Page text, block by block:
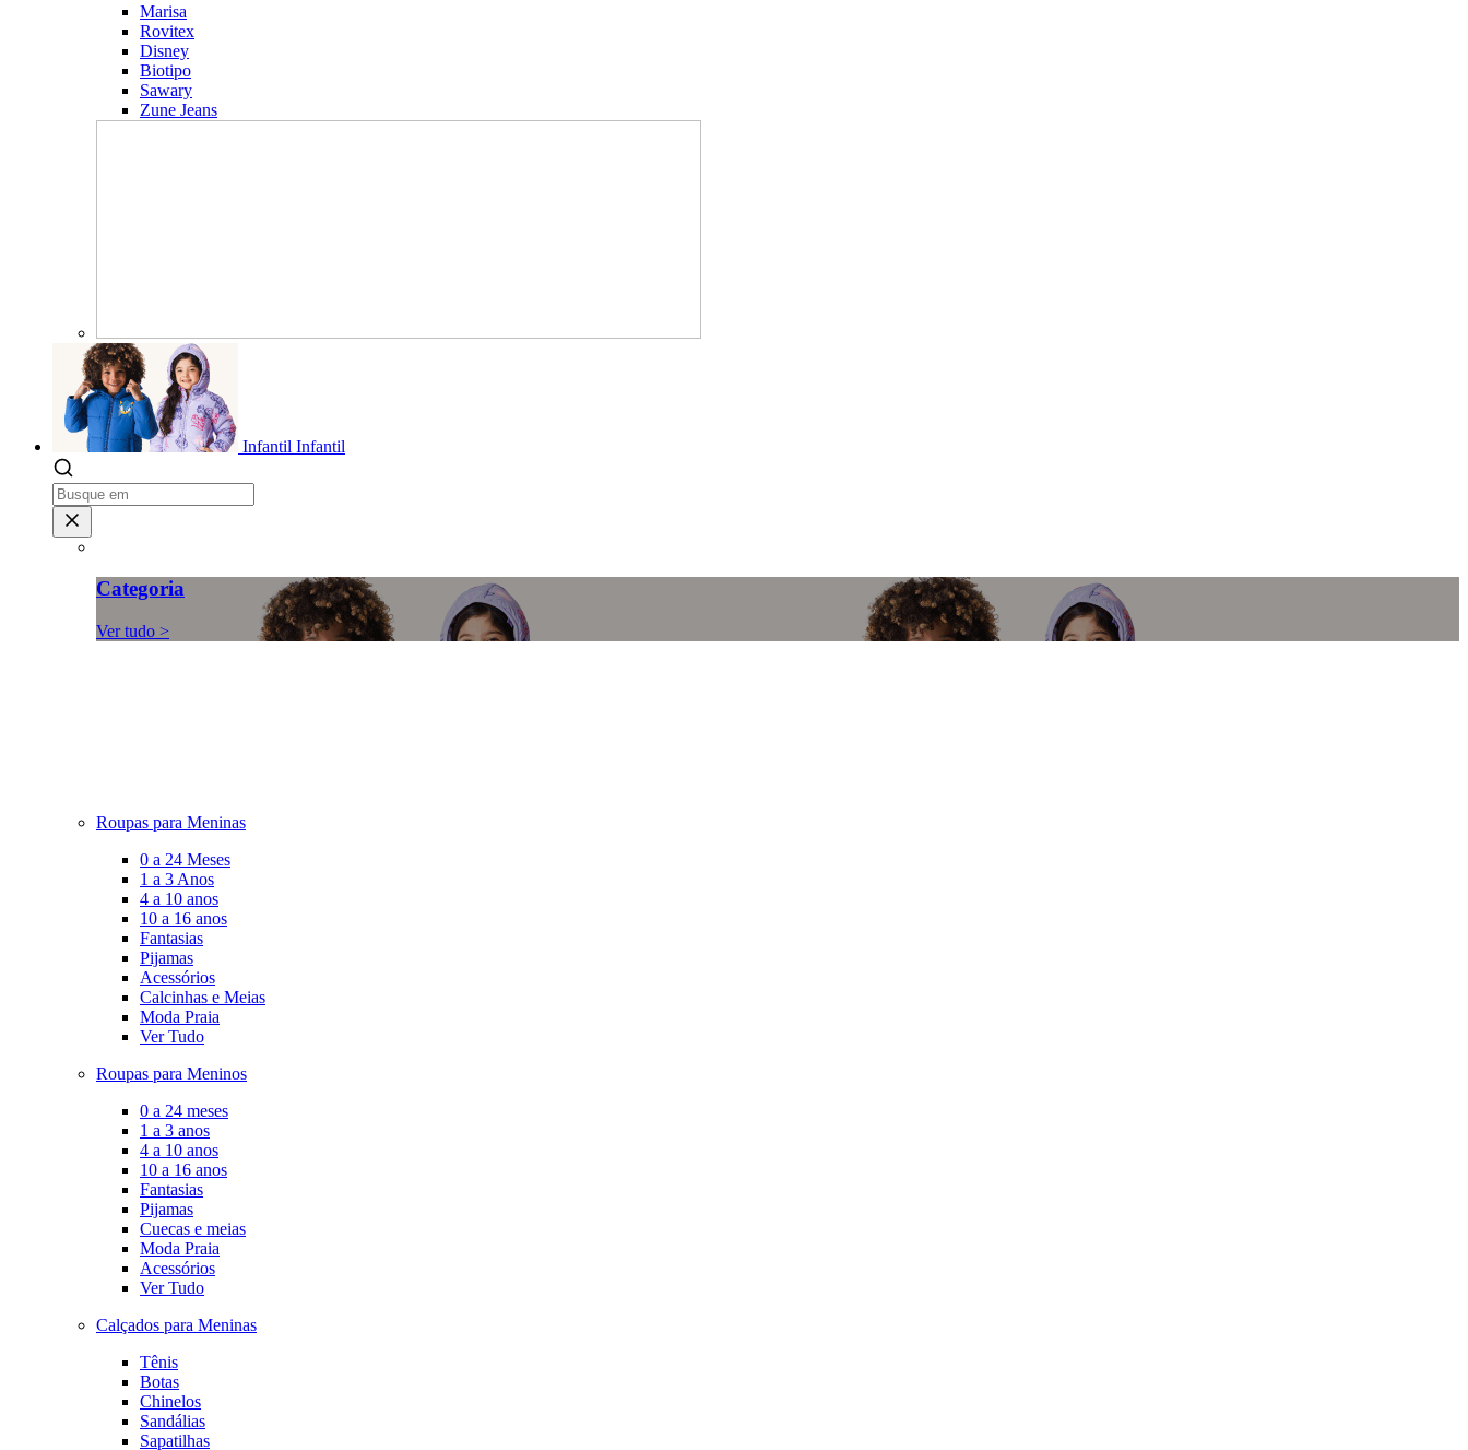
Marisa
Rovitex
Disney
Biotipo
Sawary
Zune Jeans
Infantil Infantil
Categoria
Ver tudo >
Roupas para Meninas
0 a 24 Meses
1 a 3 Anos
4 a 10 anos
10 a 16 anos
Fantasias
Pijamas
Acessórios
Calcinhas e Meias
Moda Praia
Ver Tudo
Roupas para Meninos
0 a 24 meses
1 a 3 anos
4 a 10 anos
10 a 16 anos
Fantasias
Pijamas
Cuecas e meias
Moda Praia
Acessórios
Ver Tudo
Calçados para Meninas
Tênis
Botas
Chinelos
Sandálias
Sapatilhas